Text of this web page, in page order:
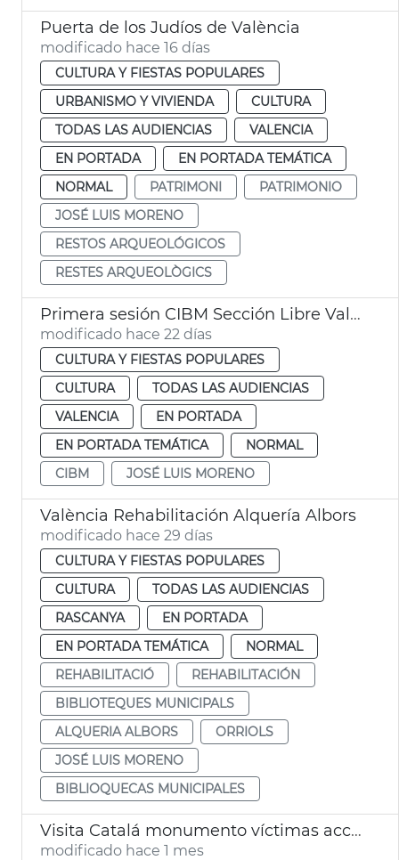
Puerta de los Judíos de València
modificado hace 16 días
CULTURA Y FIESTAS POPULARES
URBANISMO Y VIVIENDA
CULTURA
TODAS LAS AUDIENCIAS
VALENCIA
EN PORTADA
EN PORTADA TEMÁTICA
NORMAL
PATRIMONI
PATRIMONIO
JOSÉ LUIS MORENO
RESTOS ARQUEOLÓGICOS
RESTES ARQUEOLÒGICS
Primera sesión CIBM Sección Libre València
modificado hace 22 días
CULTURA Y FIESTAS POPULARES
CULTURA
TODAS LAS AUDIENCIAS
VALENCIA
EN PORTADA
EN PORTADA TEMÁTICA
NORMAL
CIBM
JOSÉ LUIS MORENO
València Rehabilitación Alquería Albors
modificado hace 29 días
CULTURA Y FIESTAS POPULARES
CULTURA
TODAS LAS AUDIENCIAS
RASCANYA
EN PORTADA
EN PORTADA TEMÁTICA
NORMAL
REHABILITACIÓ
REHABILITACIÓN
BIBLIOTEQUES MUNICIPALS
ALQUERIA ALBORS
ORRIOLS
JOSÉ LUIS MORENO
BIBLIOQUECAS MUNICIPALES
Visita Catalá monumento víctimas accidente metro 3-J
modificado hace 1 mes